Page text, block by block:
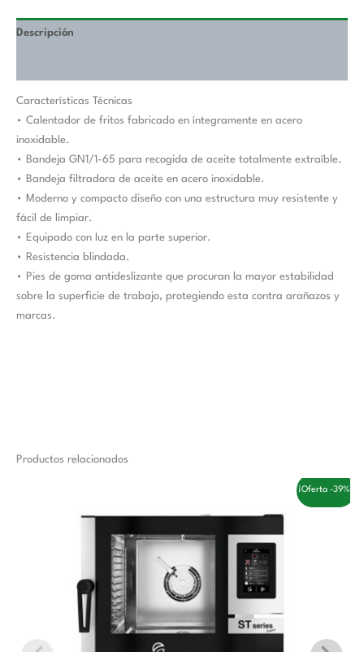
Descripción
Características Técnicas
• Calentador de fritos fabricado en íntegramente en acero
inoxidable.
• Bandeja GN1/1-65 para recogida de aceite totalmente extraíble.
• Bandeja filtradora de aceite en acero inoxidable.
• Moderno y compacto diseño con una estructura muy resistente y
fácil de limpiar.
• Equipado con luz en la parte superior.
• Resistencia blindada.
• Pies de goma antideslizante que procuran la mayor estabilidad
sobre la superficie de trabajo, protegiendo esta contra arañazos y
marcas.
Productos relacionados
¡Oferta -39%!
6.200,00 €.3.770,00 €.